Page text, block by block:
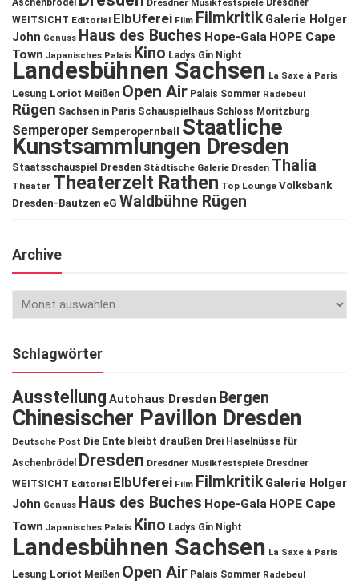
Aschenbrödel
Dresdner Musikfestspiele Dresdner
WEITSICHT Editorial ElbUferei Film Filmkritik Galerie Holger
John Genuss Haus des Buches Hope-Gala HOPE Cape
Town Japanisches Palais Kino Ladys Gin Night
Landesbühnen Sachsen La Saxe à Paris
Lesung Loriot Meißen Open Air Palais Sommer Radebeul
Rügen Sachsen in Paris Schauspielhaus Schloss Moritzburg
Semperoper Semperopernball Staatliche
Kunstsammlungen Dresden
Staatsschauspiel Dresden Städtische Galerie Dresden Thalia
Theater Theaterzelt Rathen Top Lounge Volksbank
Dresden-Bautzen eG Waldbühne Rügen
Archive
Schlagwörter
Ausstellung Autohaus Dresden Bergen
Chinesischer Pavillon Dresden
Deutsche Post Die Ente bleibt draußen Drei Haselnüsse für
Aschenbrödel
Dresden Dresdner Musikfestspiele Dresdner
WEITSICHT Editorial ElbUferei Film Filmkritik Galerie Holger
John Genuss Haus des Buches Hope-Gala HOPE Cape
Town Japanisches Palais Kino Ladys Gin Night
Landesbühnen Sachsen La Saxe à Paris
Lesung Loriot Meißen Open Air Palais Sommer Radebeul